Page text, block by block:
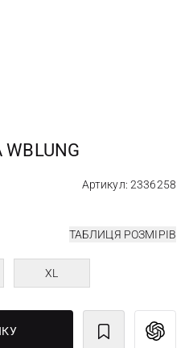
Артикул: 2336258
ТАБЛИЦЯ РОЗМІРІВ
XL